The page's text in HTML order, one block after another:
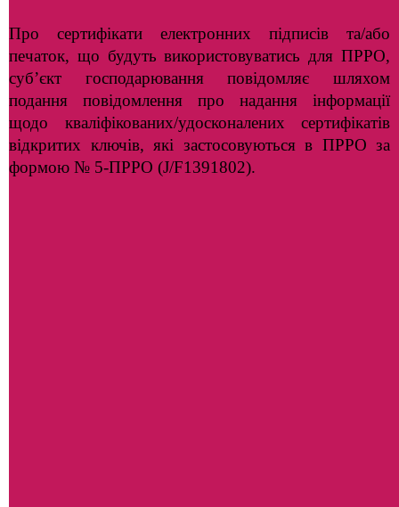
Про сертифікати електронних підписів та/або
печаток, що будуть використовуватись для ПРРО,
суб’єкт господарювання повідомляє шляхом
подання повідомлення про надання інформації
щодо кваліфікованих/удосконалених сертифікатів
відкритих ключів, які застосовуються в ПРРО за
формою № 5-ПРРО (J/F1391802).